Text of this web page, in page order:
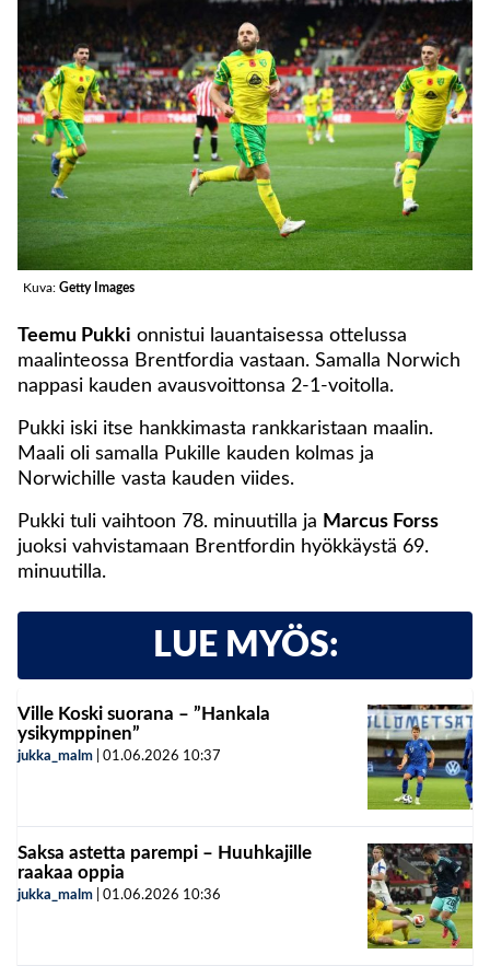
Kuva: Getty Images
Teemu Pukki onnistui lauantaisessa ottelussa
maalinteossa Brentfordia vastaan. Samalla Norwich
nappasi kauden avausvoittonsa 2-1-voitolla.
Pukki iski itse hankkimasta rankkaristaan maalin.
Maali oli samalla Pukille kauden kolmas ja
Norwichille vasta kauden viides.
Pukki tuli vaihtoon 78. minuutilla ja Marcus Forss
juoksi vahvistamaan Brentfordin hyökkäystä 69.
minuutilla.
LUE MYÖS:
Ville Koski suorana – ”Hankala
ysikymppinen”
jukka_malm 01.06.2026 10:37
Saksa astetta parempi – Huuhkajille
raakaa oppia
jukka_malm 01.06.2026 10:36